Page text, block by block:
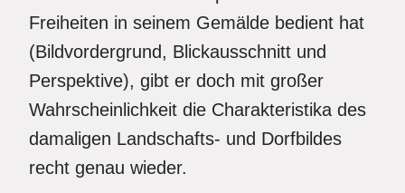
Freiheiten in seinem Gemälde bedient hat
(Bildvordergrund, Blickausschnitt und
Perspektive), gibt er doch mit großer
Wahrscheinlichkeit die Charakteristika des
damaligen Landschafts- und Dorfbildes
recht genau wieder.